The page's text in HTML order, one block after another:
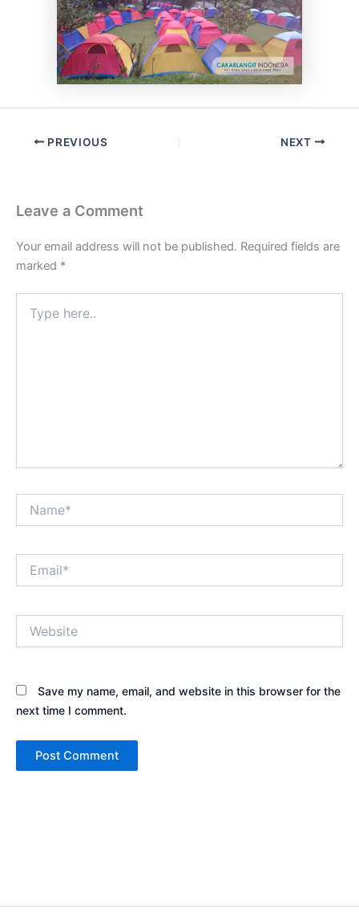
PREVIOUS NEXT
Leave a Comment
Your email address will not be published. Required fields are
marked *
here..
Save my name, email, and website in this browser for the
next time I comment.